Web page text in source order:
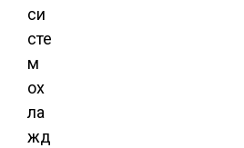
си
сте
м
ох
ла
жд